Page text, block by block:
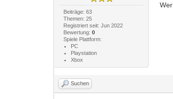
Beiträge: 63
Themen: 25
Registriert seit: Jun 2022
Bewertung: 0
Spiele Plattform:
PC
Playstation
Xbox
Suchen